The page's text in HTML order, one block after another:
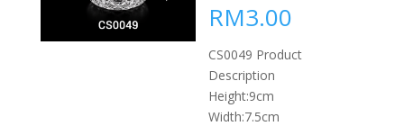
RM3.00
CS0049 Product
Description
Height:9cm
Width:7.5cm